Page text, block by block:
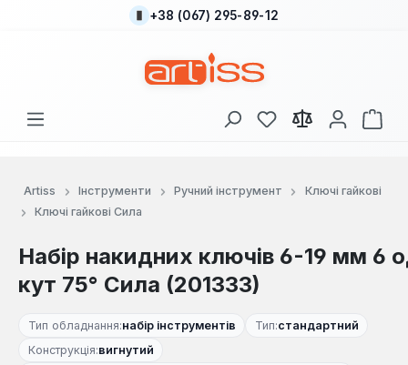
Перейти до основного вмісту
+38 (067) 295-89-12
У вас є 0 у списку
Artiss Інструменти Ручний інструмент
Ключі гайкові
Ключі гайкові Сила
Набір накидних ключів 6-19 мм 6
кут 75° Сила (201333)
Тип обладнання:набір інструментів Тип:стандартний
Конструкція:вигнутий